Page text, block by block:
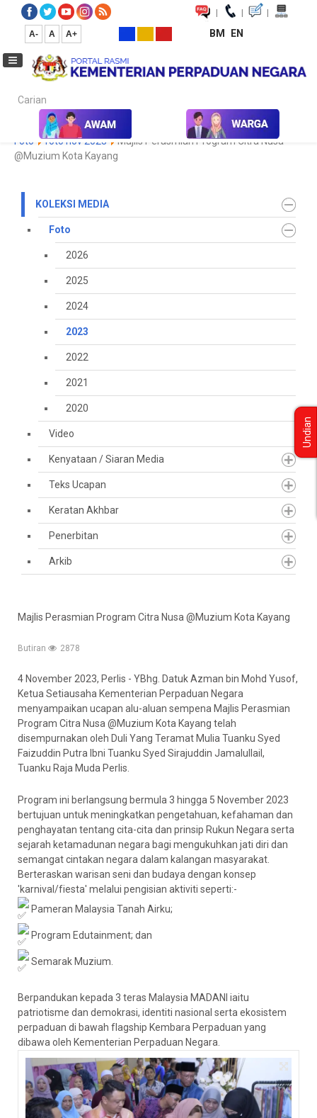
| | |
A- A A+ BM EN
Carian...
Laman Utama Media Koleksi Media Foto 2023
Galeri
Foto
foto nov 2023
Majlis Perasmian Program Citra Nusa
@Muzium Kota Kayang
KOLEKSI MEDIA
Foto
2026
2025
2024
2023
2022
2021
2020
Video
Kenyataan / Siaran Media
Teks Ucapan
Keratan Akhbar
Penerbitan
Arkib
Majlis Perasmian Program Citra Nusa @Muzium Kota Kayang
Butiran 2878
4 November 2023, Perlis - YBhg. Datuk Azman bin Mohd Yusof,
Ketua Setiausaha Kementerian Perpaduan Negara
menyampaikan ucapan alu-aluan sempena Majlis Perasmian
Program Citra Nusa @Muzium Kota Kayang telah
disempurnakan oleh Duli Yang Teramat Mulia Tuanku Syed
Faizuddin Putra Ibni Tuanku Syed Sirajuddin Jamalullail,
Tuanku Raja Muda Perlis.
Program ini berlangsung bermula 3 hingga 5 November 2023
bertujuan untuk meningkatkan pengetahuan, kefahaman dan
penghayatan tentang cita-cita dan prinsip Rukun Negara serta
sejarah ketamadunan negara bagi mengukuhkan jati diri dan
semangat cintakan negara dalam kalangan masyarakat.
Berteraskan warisan seni dan budaya dengan konsep
'karnival/fiesta' melalui pengisian aktiviti seperti:-
Pameran Malaysia Tanah Airku;
Program Edutainment; dan
Semarak Muzium.
Berpandukan kepada 3 teras Malaysia MADANI iaitu
patriotisme dan demokrasi, identiti nasional serta ekosistem
perpaduan di bawah flagship Kembara Perpaduan yang
dibawa oleh Kementerian Perpaduan Negara.
Undian